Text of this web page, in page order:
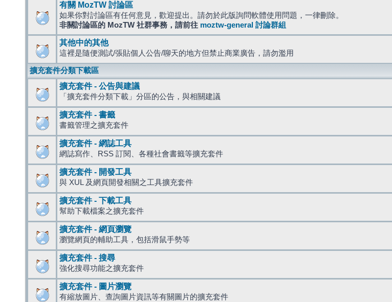
有關 MozTW 討論區
如果你對討論區有任何意見，歡迎提出。請勿於此版詢問軟體使用問題，一律刪除。
非關討論區的 MozTW 社群事務，請前往 moztw-general 討論群組
其他中的其他
這裡是隨便測試/張貼個人公告/聊天的地方但禁止商業廣告，請勿濫用
擴充套件分類下載區
擴充套件 - 公告與建議
「擴充套件分類下載」分區的公告，與相關建議
擴充套件 - 書籤
書籤管理之擴充套件
擴充套件 - 網誌工具
網誌寫作、RSS 訂閱、各種社會書籤等擴充套件
擴充套件 - 開發工具
與 XUL 及網頁開發相關之工具擴充套件
擴充套件 - 下載工具
幫助下載檔案之擴充套件
擴充套件 - 網頁瀏覽
瀏覽網頁的輔助工具，包括滑鼠手勢等
擴充套件 - 搜尋
強化搜尋功能之擴充套件
擴充套件 - 圖片瀏覽
有縮放圖片、查詢圖片資訊等有關圖片的擴充套件